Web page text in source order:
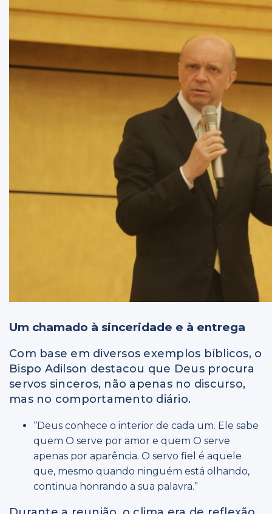
Um chamado à sinceridade e à entrega
Com base em diversos exemplos bíblicos, o
Bispo Adilson destacou que Deus procura
servos sinceros, não apenas no discurso,
mas no comportamento diário.
“Deus conhece o interior de cada um. Ele sabe
quem O serve por amor e quem O serve
apenas por aparência. O servo fiel é aquele
que, mesmo quando ninguém está olhando,
continua honrando a sua palavra.”